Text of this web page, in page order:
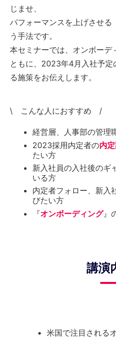
じませ、
パフォーマンスを上げさせる
う手法です。
本セミナーでは、オンボーデ
ともに、2023年4月入社予
る施策をお伝えします。
\ こんな人におすすめ /
経営層、人事部の管理
2023採用内定者の内
たい方
新入社員の入社後のギ
いる方
内定者フォロー、新入
びたい方
『オンボーディング』
講演
米国で注目される